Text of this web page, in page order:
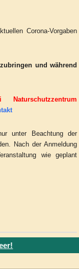
Corona-Vorgaben
und während
unter Beachtung der
Nach der Anmeldung
wie geplant